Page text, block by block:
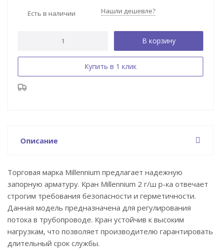
Есть в наличии Нашли дешевле?
В корзину
Купить в 1 клик
Описание
Торговая марка Millennium предлагает надежную
запорную арматуру. Кран Millennium 2 г/ш р-ка отвечает
строгим требования безопасности и герметичности.
Данная модель предназначена для регулирования
потока в трубопроводе. Кран устойчив к высоким
нагрузкам, что позволяет производителю гарантировать
длительный срок службы.